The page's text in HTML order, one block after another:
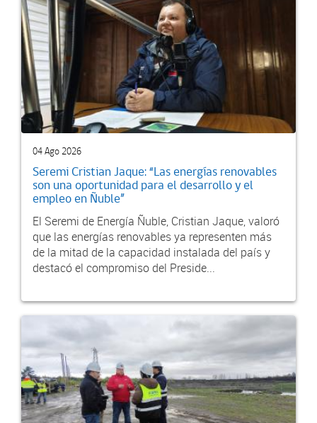
04 Ago 2026
Seremi Cristian Jaque: “Las energías renovables
son una oportunidad para el desarrollo y el
empleo en Ñuble”
El Seremi de Energía Ñuble, Cristian Jaque, valoró
que las energías renovables ya representen más
de la mitad de la capacidad instalada del país y
destacó el compromiso del Preside...